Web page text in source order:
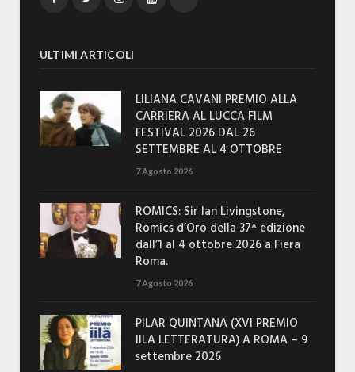
ULTIMI ARTICOLI
LILIANA CAVANI PREMIO ALLA
CARRIERA AL LUCCA FILM
FESTIVAL 2026 DAL 26
SETTEMBRE AL 4 OTTOBRE
7 Agosto 2026
ROMICS: Sir Ian Livingstone,
Romics d’Oro della 37^ edizione
dall’1 al 4 ottobre 2026 a Fiera
Roma.
7 Agosto 2026
PILAR QUINTANA (XVI PREMIO
IILA LETTERATURA) A ROMA – 9
settembre 2026